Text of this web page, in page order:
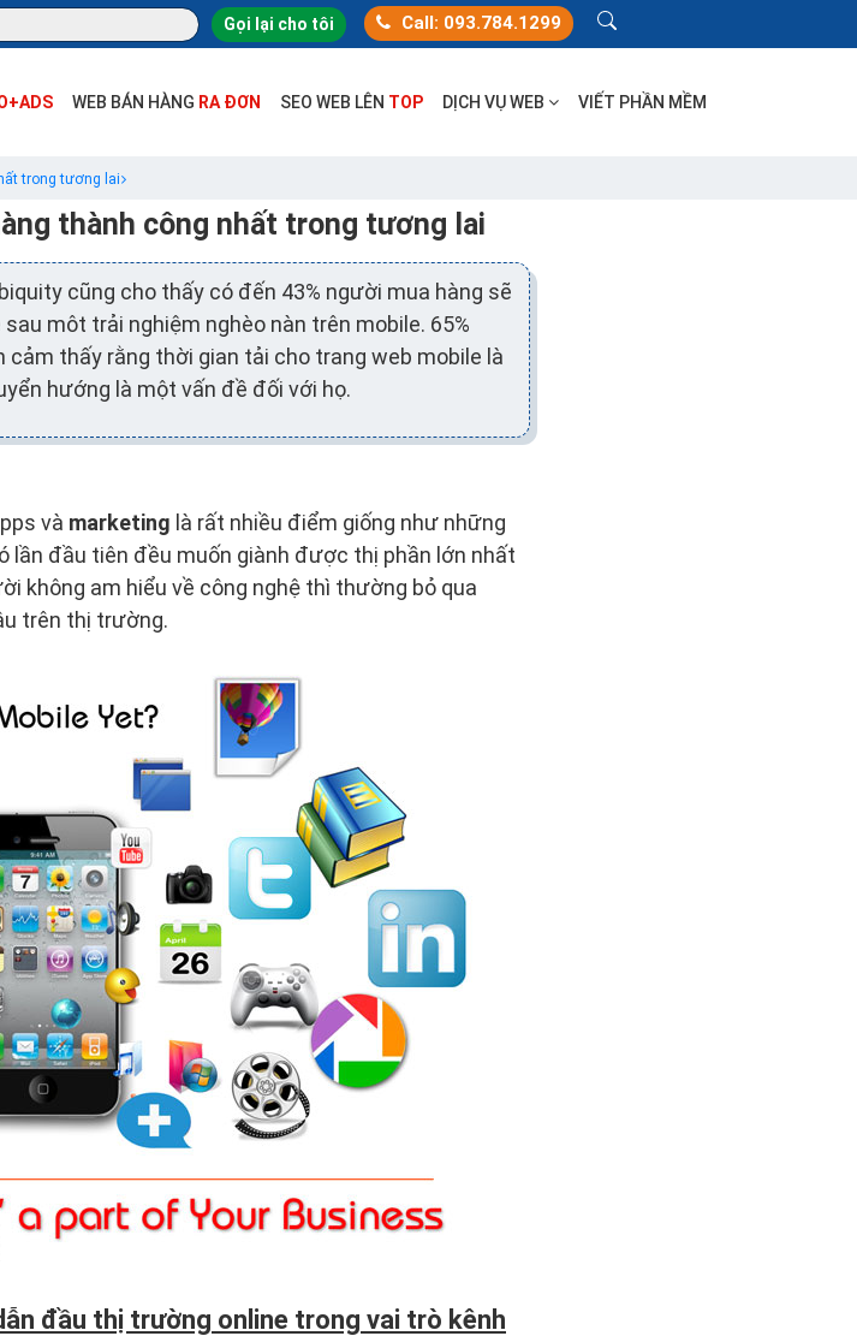
Gọi lại cho tôi Call: 093.784.1299
WEB BÁN HÀNG RA ĐƠN SEO WEB LÊN TOP DỊCH VỤ WEB VIẾT PHẦN MỀM
trong tương lai
thành công nhất trong tương lai
cũng cho thấy có đến 43% người mua hàng sẽ
môt trải nghiệm nghèo nàn trên mobile. 65%
thấy rằng thời gian tải cho trang web mobile là
hướng là một vấn đề đối với họ.
và marketing là rất nhiều điểm giống như những
đầu tiên đều muốn giành được thị phần lớn nhất
không am hiểu về công nghệ thì thường bỏ qua
trên thị trường.
đầu thị trường online trong vai trò kênh